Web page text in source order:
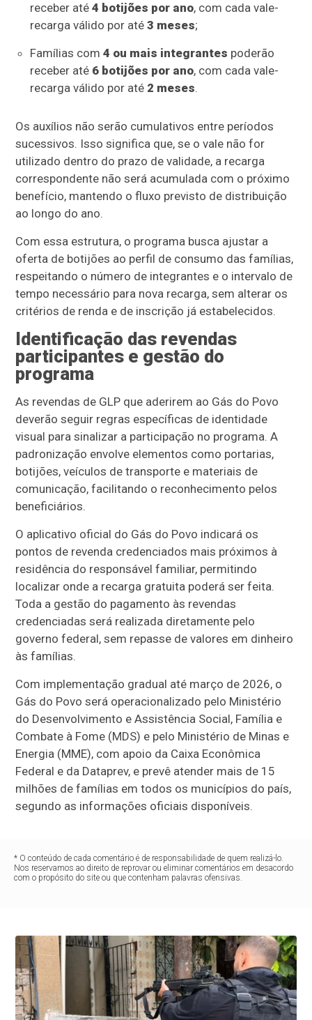
receber até 4 botijões por ano, com cada vale-
recarga válido por até 3 meses;
Famílias com 4 ou mais integrantes poderão
receber até 6 botijões por ano, com cada vale-
recarga válido por até 2 meses.
Os auxílios não serão cumulativos entre períodos
sucessivos. Isso significa que, se o vale não for
utilizado dentro do prazo de validade, a recarga
correspondente não será acumulada com o próximo
benefício, mantendo o fluxo previsto de distribuição
ao longo do ano.
Com essa estrutura, o programa busca ajustar a
oferta de botijões ao perfil de consumo das famílias,
respeitando o número de integrantes e o intervalo de
tempo necessário para nova recarga, sem alterar os
critérios de renda e de inscrição já estabelecidos.
Identificação das revendas
participantes e gestão do
programa
As revendas de GLP que aderirem ao Gás do Povo
deverão seguir regras específicas de identidade
visual para sinalizar a participação no programa. A
padronização envolve elementos como portarias,
botijões, veículos de transporte e materiais de
comunicação, facilitando o reconhecimento pelos
beneficiários.
O aplicativo oficial do Gás do Povo indicará os
pontos de revenda credenciados mais próximos à
residência do responsável familiar, permitindo
localizar onde a recarga gratuita poderá ser feita.
Toda a gestão do pagamento às revendas
credenciadas será realizada diretamente pelo
governo federal, sem repasse de valores em dinheiro
às famílias.
Com implementação gradual até março de 2026, o
Gás do Povo será operacionalizado pelo Ministério
do Desenvolvimento e Assistência Social, Família e
Combate à Fome (MDS) e pelo Ministério de Minas e
Energia (MME), com apoio da Caixa Econômica
Federal e da Dataprev, e prevê atender mais de 15
milhões de famílias em todos os municípios do país,
segundo as informações oficiais disponíveis.
* O conteúdo de cada comentário é de responsabilidade de quem realizá-lo.
Nos reservamos ao direito de reprovar ou eliminar comentários em desacordo
com o propósito do site ou que contenham palavras ofensivas.